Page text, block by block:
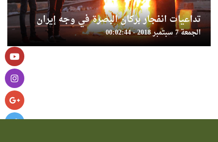
تداعيات انفجار بركان البصرة في وجه إيران
الجمعة 7 سبتمبر 2018 - 00:02:44